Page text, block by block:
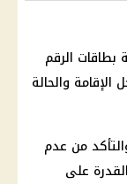
بطاقات الرقم
والحالة
من عدم
على